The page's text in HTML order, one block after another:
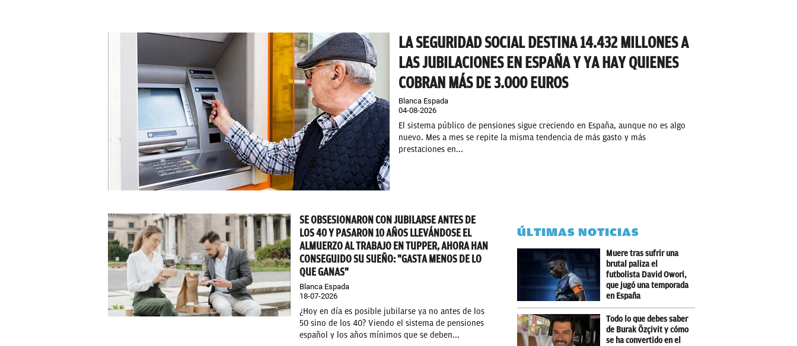
LA SEGURIDAD SOCIAL DESTINA 14.432 MILLONES A
LAS JUBILACIONES EN ESPAÑA Y YA HAY QUIENES
COBRAN MÁS DE 3.000 EUROS
Blanca Espada
04-08-2026
El sistema público de pensiones sigue creciendo en España, aunque no es algo
nuevo. Mes a mes se repite la misma tendencia de más gasto y más
prestaciones en...
SE OBSESIONARON CON JUBILARSE ANTES DE
LOS 40 Y PASARON 10 AÑOS LLEVÁNDOSE EL
ALMUERZO AL TRABAJO EN TUPPER, AHORA HAN
CONSEGUIDO SU SUEÑO: "GASTA MENOS DE LO
QUE GANAS"
Blanca Espada
18-07-2026
¿Hoy en día es posible jubilarse ya no antes de los
50 sino de los 40? Viendo el sistema de pensiones
español y los años mínimos que se deben...
ÚLTIMAS NOTICIAS
Muere tras sufrir una
brutal paliza el
futbolista David Owori,
que jugó una temporada
en España
Todo lo que debes saber
de Burak Özçivit y cómo
se ha convertido en el